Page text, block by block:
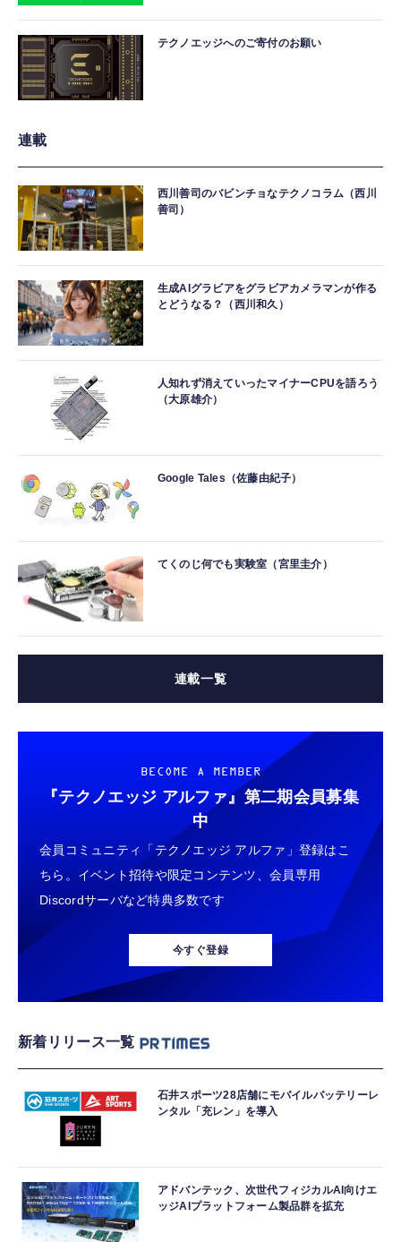
テクノエッジへのご寄付のお願い
連載
西川善司のバビンチョなテクノコラム（西川
善司）
生成AIグラビアをグラビアカメラマンが作る
とどうなる？（西川和久）
人知れず消えていったマイナーCPUを語ろう
（大原雄介）
Google Tales（佐藤由紀子）
てくのじ何でも実験室（宮里圭介）
連載一覧
BECOME A MEMBER
『テクノエッジ アルファ』 第二期会員募集
中
会員コミュニティ「テクノエッジ アルファ」登録はこ
ちら。イベント招待や限定コンテンツ、会員専用
Discordサーバなど特典多数です
今すぐ登録
新着リリース一覧
石井スポーツ28店舗にモバイルバッテリーレ
ンタル「充レン」を導入
アドバンテック、次世代フィジカルAI向けエ
ッジAIプラットフォーム製品群を拡充